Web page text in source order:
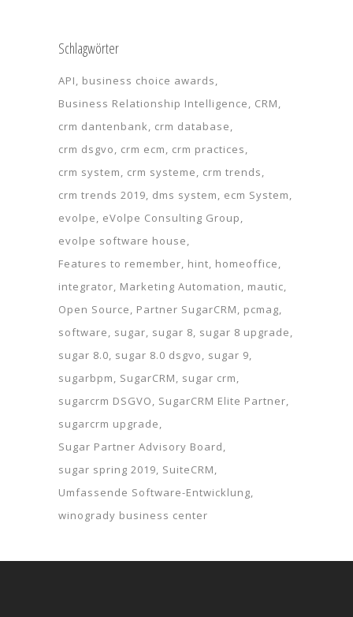
Schlagwörter
API
business choice awards
Business Relationship Intelligence
CRM
crm dantenbank crm database
crm dsgvo
crm ecm
crm practices
crm system
crm systeme
crm trends
crm trends 2019 dms system
ecm System
evolpe
eVolpe Consulting Group
evolpe software house
Features to remember hint homeoffice
integrator Marketing Automation
mautic
Open Source
Partner SugarCRM
pcmag
software
sugar sugar 8 sugar 8 upgrade
sugar 8.0 sugar 8.0 dsgvo
sugar 9
sugarbpm
SugarCRM
sugar crm
sugarcrm DSGVO
SugarCRM Elite Partner
sugarcrm upgrade
Sugar Partner Advisory Board
sugar spring 2019 SuiteCRM
Umfassende Software-Entwicklung
winogrady business center